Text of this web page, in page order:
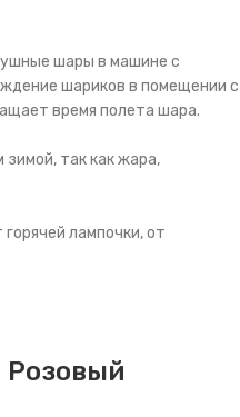
шары в машине с
шариков в помещении с
время полета шара.
так как жара,
лампочки, от
Розовый